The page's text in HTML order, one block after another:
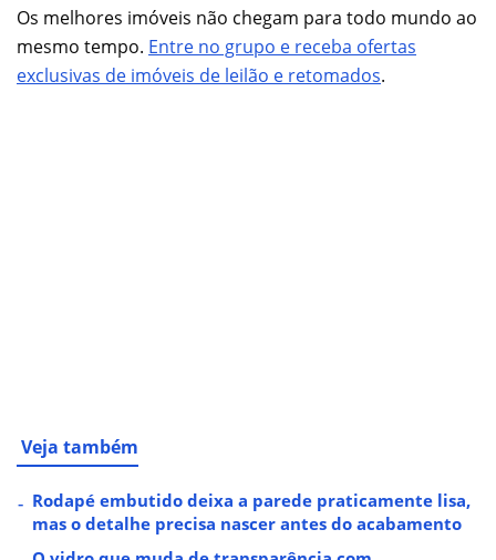
Os melhores imóveis não chegam para todo mundo ao
mesmo tempo. Entre no grupo e receba ofertas
exclusivas de imóveis de leilão e retomados.
Veja também
Rodapé embutido deixa a parede praticamente lisa,
mas o detalhe precisa nascer antes do acabamento